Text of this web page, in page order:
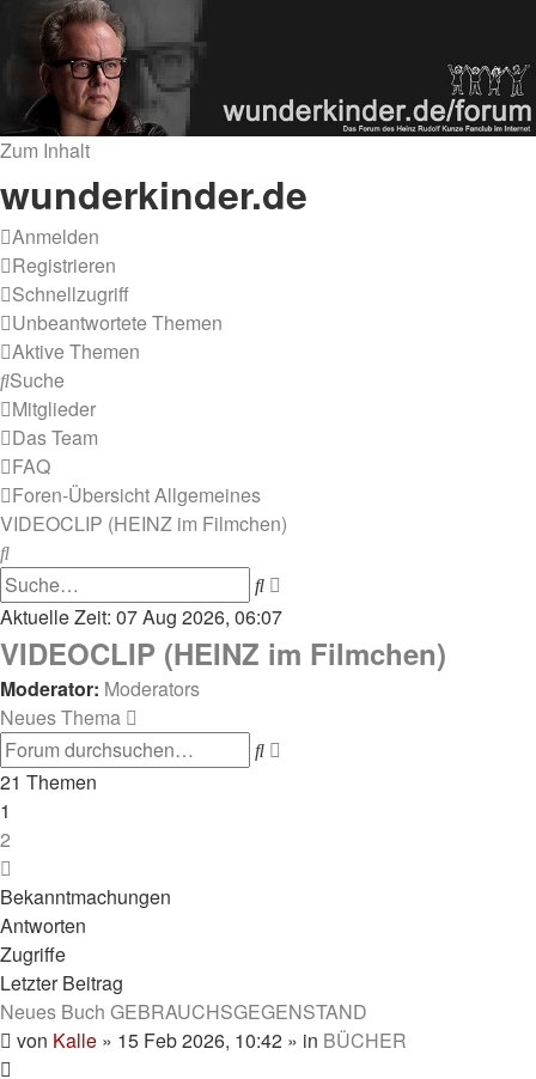
Zum Inhalt
wunderkinder.de
Anmelden
Registrieren
Schnellzugriff
Unbeantwortete Themen
Aktive Themen
Suche
Mitglieder
Das Team
FAQ
Foren-ÜbersichtAllgemeines
VIDEOCLIP (HEINZ im Filmchen)
Suche
Suche
Suche
Aktuelle Zeit: 07 Aug 2026, 06:07
VIDEOCLIP (HEINZ im Filmchen)
Moderator: Moderators
Neues Thema
Suche
21 Themen
1
2
Bekanntmachungen
Antworten
Zugriffe
Letzter Beitrag
Neues Buch GEBRAUCHSGEGENSTAND
von Kalle » 15 Feb 2026, 10:42 » in BÜCHER